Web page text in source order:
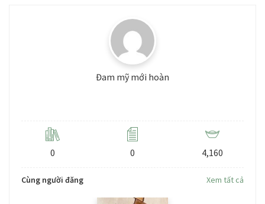
Đam mỹ mới hoàn
0 0 4,160
Cùng người đăng Xem tất cả